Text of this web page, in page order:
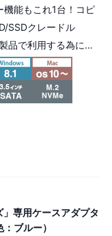
能もこれ1台！コピ
SSDクレードル
品で利用する為に必
も1台付属。
可能商品です。
の5%）を加算する
延長保証対応が可能
」専用ケースアダプタ
ブルー）